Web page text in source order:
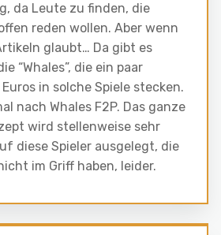
da Leute zu finden, die
reden wollen. Aber wenn
glaubt… Da gibt es
“Whales”, die ein paar
in solche Spiele stecken.
nach Whales F2P. Das ganze
wird stellenweise sehr
diese Spieler ausgelegt, die
im Griff haben, leider.